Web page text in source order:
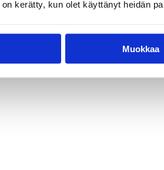
kerätty, kun olet käyttänyt heidän
Muokkaa